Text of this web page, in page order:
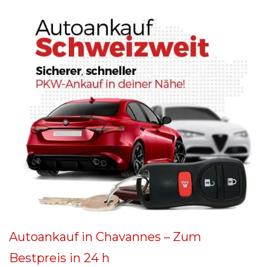
Autoankauf in Chavannes – Zum
Bestpreis in 24 h